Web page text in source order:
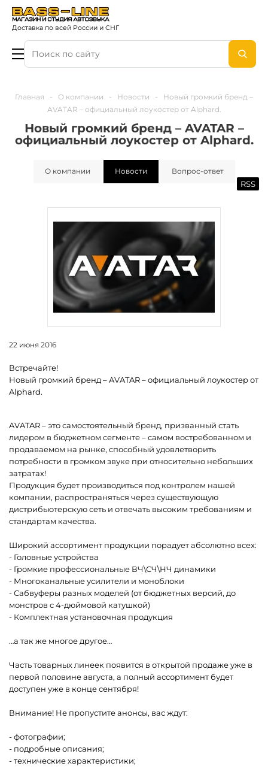
Доставка по всей России и СНГ
Главная - О компании - Новости -
Новый громкий бренд –
AVATAR – официальный лоукостер от Alphard.
Новый громкий бренд – AVATAR –
официальный лоукостер от Alphard.
О компании Новости Вопрос-ответ
RSS
22 июня 2016
Встречайте!
Новый громкий бренд – AVATAR – официальный лоукостер от
Alphard.
AVATAR – это самостоятельный бренд, призванный стать
лидером в бюджетном сегменте – самом востребованном и
продаваемом на рынке, способный удовлетворить
потребности в громком звуке при относительно небольших
затратах!
Продукция будет производиться под контролем нашей
компании, распространяться через существующую
дистрибьютерскую сеть и отвечать высоким требованиям и
стандартам качества.
Широкий ассортимент продукции порадует абсолютно всех:
- Головные устройства
- Громкие профессиональные ВЧ\СЧ\НЧ динамики
- Многоканальные усилители и моноблоки
- Сабвуферы разных моделей (от бюджетных версий, до
монстров с 4-дюймовой катушкой)
- Комплектная установочная продукция
…а так же многое другое…
Часть товарных линеек появится в открытой продаже уже в
первой половине августа, а полный ассортимент будет
доступен уже в конце сентября!
Внимание! Не пропустите анонсы, вас ждут:
- фотографии;
- подробные описания;
- технические характеристики;